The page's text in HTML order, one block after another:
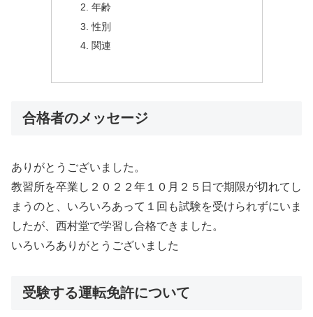
年齢
性別
関連
合格者のメッセージ
ありがとうございました。
教習所を卒業し２０２２年１０月２５日で期限が切れてし
まうのと、いろいろあって１回も試験を受けられずにいま
したが、西村堂で学習し合格できました。
いろいろありがとうございました
受験する運転免許について